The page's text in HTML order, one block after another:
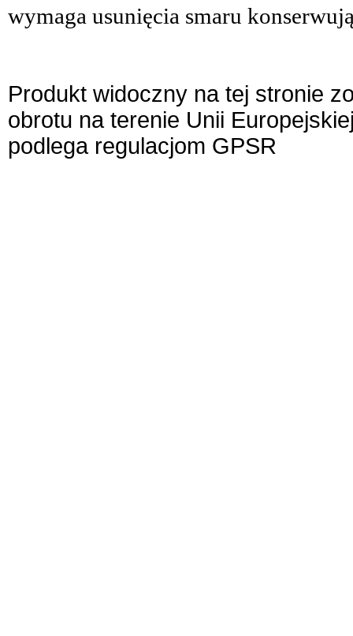
wymaga usunięcia smaru
Produkt widoczny na tej stronie
obrotu na terenie Unii
podlega regulacjom GPSR